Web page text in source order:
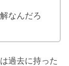
なんだろ
過去に持った